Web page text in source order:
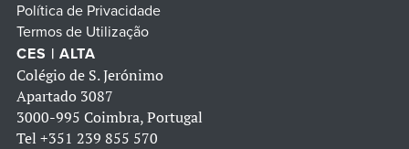
Política de Privacidade
Termos de Utilização
CES | ALTA
Colégio de S. Jerónimo
Apartado 3087
3000-995 Coimbra, Portugal
Tel +351 239 855 570